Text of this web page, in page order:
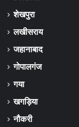
शेखपुरा
लखीसराय
जहानाबाद
गोपालगंज
गया
खगड़िया
नौकरी